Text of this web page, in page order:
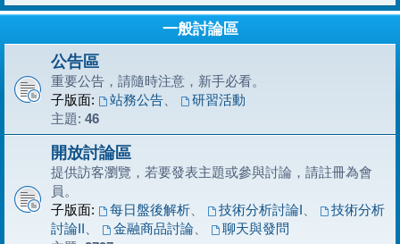
一般討論區
公告區
重要公告，請隨時注意，新手必看。
子版面:
站務公告、
研習活動
主題: 46
開放討論區
提供訪客瀏覽，若要發表主題或參與討論，請註冊為會
員。
子版面:
每日盤後解析、 技術分析討論I
技術分析
討論II
金融商品討論、
聊天與發問